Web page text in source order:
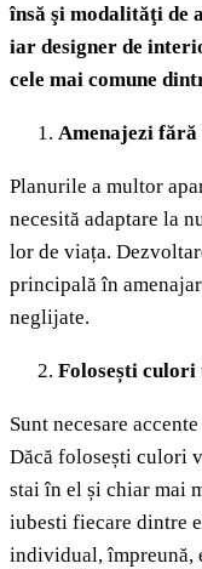
însă şi modalităţi de
iar designer de
cele mai comune
Amenajezi fără
Planurile a multor
necesită adaptare la
lor de viața.
principală în
neglijate.
Folosești culori
Sunt necesare
Dăcă folosești culori
stai în el și chiar mai
iubesti fiecare dintre
individual, împreună,